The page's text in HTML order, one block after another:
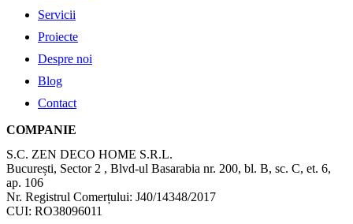
Servicii
Proiecte
Despre noi
Blog
Contact
COMPANIE
S.C. ZEN DECO HOME S.R.L.
București, Sector 2 , Blvd-ul Basarabia nr. 200, bl. B, sc. C, et. 6,
ap. 106
Nr. Registrul Comerțului: J40/14348/2017
CUI: RO38096011